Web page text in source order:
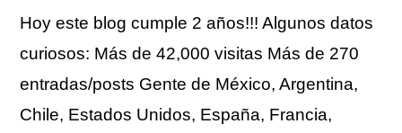
Hoy este blog cumple 2 años!!! Algunos datos
curiosos: Más de 42,000 visitas Más de 270
entradas/posts Gente de México, Argentina,
Chile, Estados Unidos, España, Francia,